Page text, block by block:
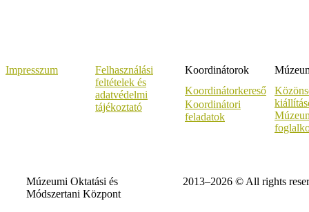
Impresszum
Felhasználási
feltételek és
adatvédelmi
tájékoztató
Koordinátorok
Koordinátorkereső
Koordinátori
feladatok
Múzeumi Oktatási és
Módszertani Központ
2013–2026 © All rights